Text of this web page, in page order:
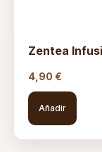
Zentea
4,90 €
Añadir